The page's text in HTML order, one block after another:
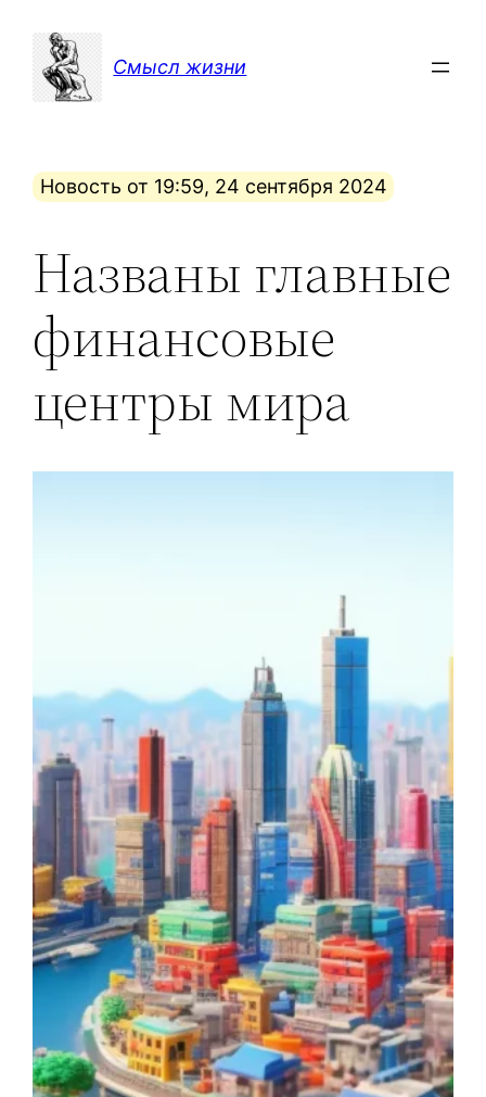
содержимому
Смысл жизни
Новость от 19:59, 24 сентября 2024
Названы главные
финансовые
центры мира